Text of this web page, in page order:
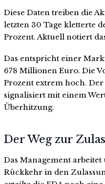
Diese Daten treiben die
letzten 30 Tage kletterte
Prozent. Aktuell notiert
Das entspricht einer
678 Millionen Euro. Die
Prozent extrem hoch.
signalisiert mit einem
Überhitzung.
Der Weg zur
Das Management
Rückkehr in den